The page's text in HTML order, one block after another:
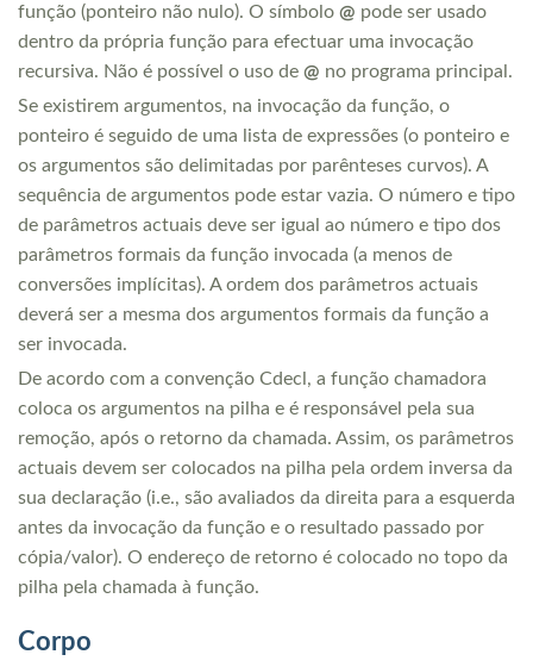
função (ponteiro não nulo). O símbolo @ pode ser usado
dentro da própria função para efectuar uma invocação
recursiva. Não é possível o uso de @ no programa principal.
Se existirem argumentos, na invocação da função, o
ponteiro é seguido de uma lista de expressões (o ponteiro e
os argumentos são delimitadas por parênteses curvos). A
sequência de argumentos pode estar vazia. O número e tipo
de parâmetros actuais deve ser igual ao número e tipo dos
parâmetros formais da função invocada (a menos de
conversões implícitas). A ordem dos parâmetros actuais
deverá ser a mesma dos argumentos formais da função a
ser invocada.
De acordo com a convenção Cdecl, a função chamadora
coloca os argumentos na pilha e é responsável pela sua
remoção, após o retorno da chamada. Assim, os parâmetros
actuais devem ser colocados na pilha pela ordem inversa da
sua declaração (i.e., são avaliados da direita para a esquerda
antes da invocação da função e o resultado passado por
cópia/valor). O endereço de retorno é colocado no topo da
pilha pela chamada à função.
Corpo